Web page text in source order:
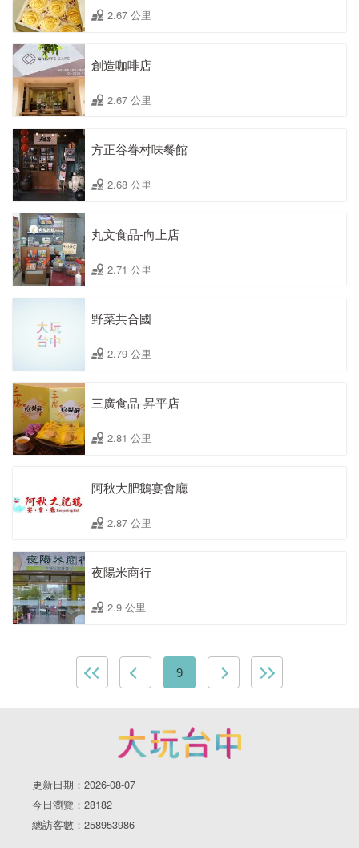
2.67 公里
創造咖啡店
2.67 公里
方正谷眷村味餐館
2.68 公里
丸文食品-向上店
2.71 公里
野菜共合國
2.79 公里
三廣食品-昇平店
2.81 公里
阿秋大肥鵝宴會廳
2.87 公里
夜陽米商行
2.9 公里
9
更新日期：2026-08-07
今日瀏覽：28182
總訪客數：258953986